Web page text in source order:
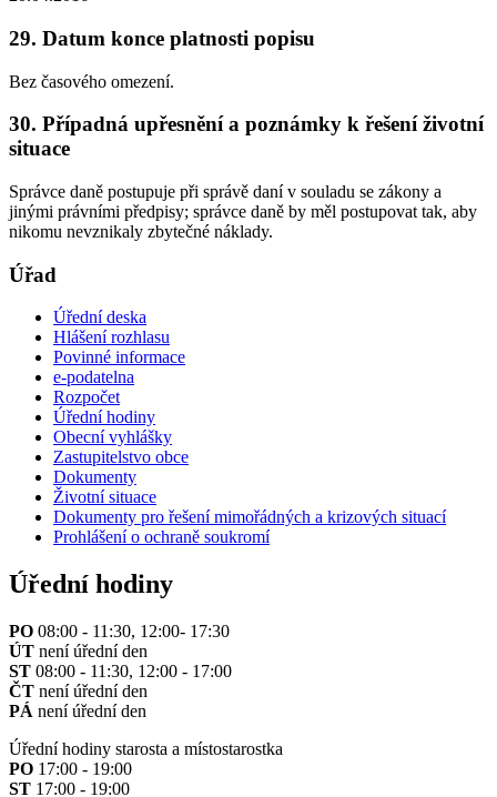
29. Datum konce platnosti popisu
Bez časového omezení.
30. Případná upřesnění a poznámky k řešení životní
situace
Správce daně postupuje při správě daní v souladu se zákony a
jinými právními předpisy; správce daně by měl postupovat tak, aby
nikomu nevznikaly zbytečné náklady.
Úřad
Úřední deska
Hlášení rozhlasu
Povinné informace
e-podatelna
Rozpočet
Úřední hodiny
Obecní vyhlášky
Zastupitelstvo obce
Dokumenty
Životní situace
Dokumenty pro řešení mimořádných a krizových situací
Prohlášení o ochraně soukromí
Úřední hodiny
PO 08:00 - 11:30, 12:00- 17:30
ÚT není úřední den
ST 08:00 - 11:30, 12:00 - 17:00
ČT není úřední den
PÁ není úřední den
Úřední hodiny starosta a místostarostka
PO 17:00 - 19:00
ST 17:00 - 19:00